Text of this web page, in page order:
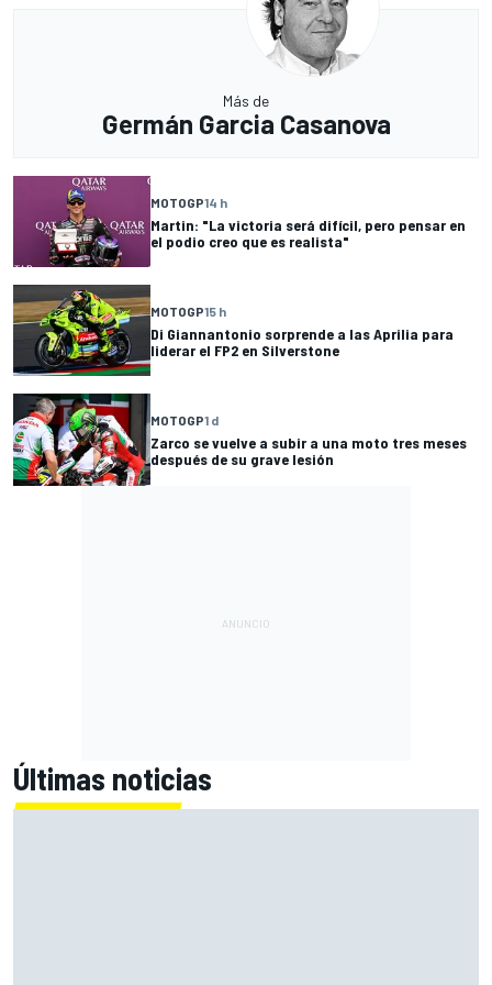
Más de
Germán Garcia Casanova
MOTOGP14 h
Martin: "La victoria será difícil, pero pensar en
el podio creo que es realista"
MOTOGP15 h
Di Giannantonio sorprende a las Aprilia para
liderar el FP2 en Silverstone
MOTOGP1 d
Zarco se vuelve a subir a una moto tres meses
después de su grave lesión
Últimas noticias